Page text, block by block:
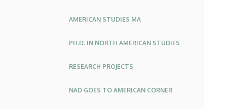
AMERICAN STUDIES MA
PH.D. IN NORTH AMERICAN STUDIES
RESEARCH PROJECTS
NAD GOES TO AMERICAN CORNER